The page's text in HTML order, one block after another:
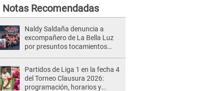
Notas Recomendadas
Naldy Saldaña denuncia a
excompañero de La Bella Luz
por presuntos tocamientos
Partidos de Liga 1 en la fecha 4
del Torneo Clausura 2026:
programación, horarios y